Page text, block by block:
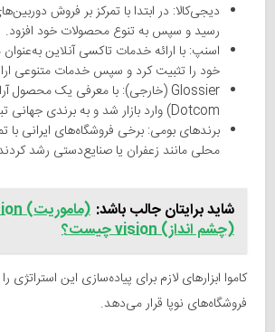
دیجی‌کالا: در ابتدا با تمرکز بر فروش
رسید و سپس به تنوع محصولات خود افزود.
اسنپ: با ارائه خدمات تاکسی آنلاین
خود را تثبیت کرد و سپس خدمات متنوعی
Dotcom) وارد بازار شد و به برندی جهانی تبدیل شد.
برندهای بومی: برخی فروشگاه‌های ایرانی با
محلی مانند زعفران یا صنایع‌دستی رشد
شاید برایتان جالب باشد:
(چشم انداز) vision چیست؟
کاموا ابزارهای لازم برای پیاده‌سازی این استراتژی
فروشگاه‌های نوپا قرار می‌دهد.